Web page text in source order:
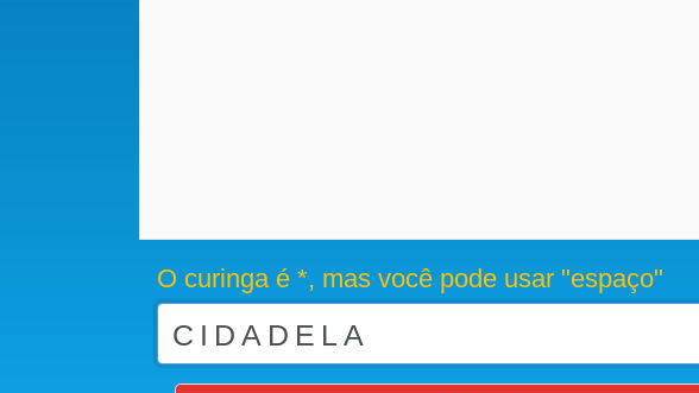
O curinga é *, mas você pode usar "espaço"